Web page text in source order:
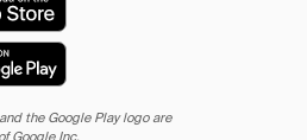
the Google Play logo are
Google Inc.